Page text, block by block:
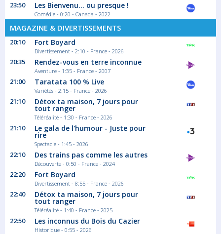
00:55
La maison-bleue
Le pays est plongé dans une panne...
Série/Feuilleton Comédie
01:20
TV5 monde, le journal - Afrique
Toute l'actualité africaine proposée par la...
Journal
01:50
étoiles
Dans une petite station balnéaire au bord
de la...
Téléfilm Drame
23:50 Les Bienvenu... ou presque !
Comédie - 0:20 - Canada - 2022
MAGAZINE & DIVERTISSEMENTS
20:10 Fort Boyard
Divertissement - 2:10 - France - 2026
20:35 Rendez-vous en terre inconnue
Aventure - 1:35 - France - 2007
21:00 Taratata 100 % Live
Variétés - 2:15 - France - 2026
21:10 Détox ta maison, 7 jours pour
tout ranger
Téléréalité - 1:30 - France - 2026
21:10 Le gala de l'humour - Juste pour
rire
Spectacle - 1:45 - 2026
22:10 Des trains pas comme les autres
Découverte - 0:50 - France - 2024
22:20 Fort Boyard
Divertissement - 8:55 - France - 2026
22:40 Détox ta maison, 7 jours pour
tout ranger
Téléréalité - 1:40 - France - 2025
22:50 Les inconnus du Bois du Cazier
Historique - 0:55 - 2026